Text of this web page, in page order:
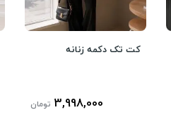
کت تک دکمه زنانه
3,998,000 تومان